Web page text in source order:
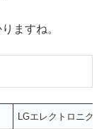
ますね。
LGエレクトロニクス